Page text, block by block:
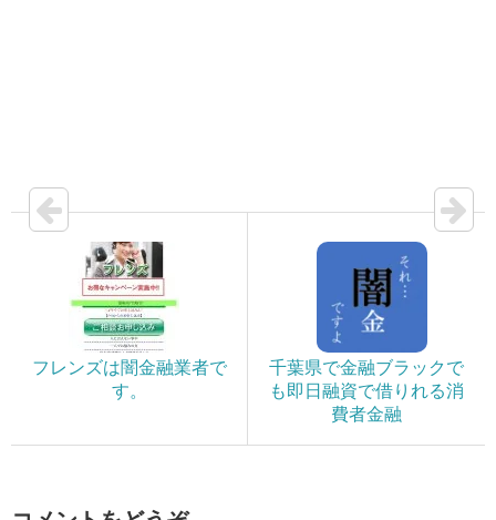
フレンズは闇金融業者で
す。
千葉県で金融ブラックで
も即日融資で借りれる消
費者金融